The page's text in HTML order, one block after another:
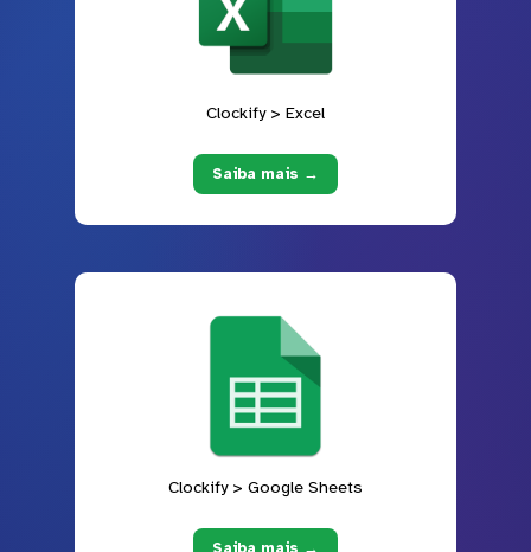
Clockify > Excel
Saiba mais →
Clockify > Google Sheets